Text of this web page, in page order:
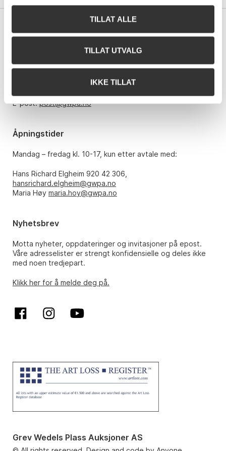
TILLAT ALLE
TILLAT UTVALG
IKKE TILLAT
Kontakt oss
Grev Wedels Plass Auksjoner AS
Bankplassen 1A
Telefon: 22 86 21 86
E-post:post@gwpa.no
Åpningstider
Mandag – fredag kl. 10-17, kun etter avtale med:
Hans Richard Elgheim 920 42 306,
hansrichard.elgheim@gwpa.no
Maria Høy maria.hoy@gwpa.no
Nyhetsbrev
Motta nyheter, oppdateringer og invitasjoner på epost.
Våre adresselister er strengt konfidensielle og deles ikke
med noen tredjepart.
Klikk her for å melde deg på.
Grev Wedels Plass Auksjoner AS